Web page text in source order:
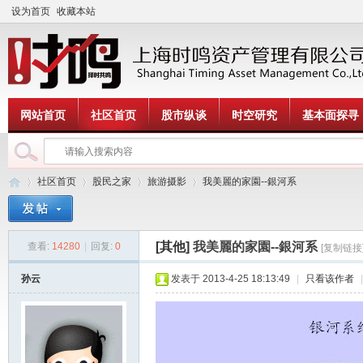
设为首页 收藏本站
网站首页 社区首页 股市纵谈 时空研究 基本面探寻
社区首页
›
股民之家 旅游摄影
›
我美麗的家園--銀河系
查看: 14280 回复: 0 [其他] 我美麗的家園--銀河系 [复制链
孙云 发表于 2013-4-25 18:13:49 只看该作者